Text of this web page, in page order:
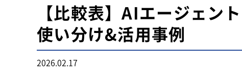
【比較表】AIエージェン
使い分け&活用事例
2026.02.17